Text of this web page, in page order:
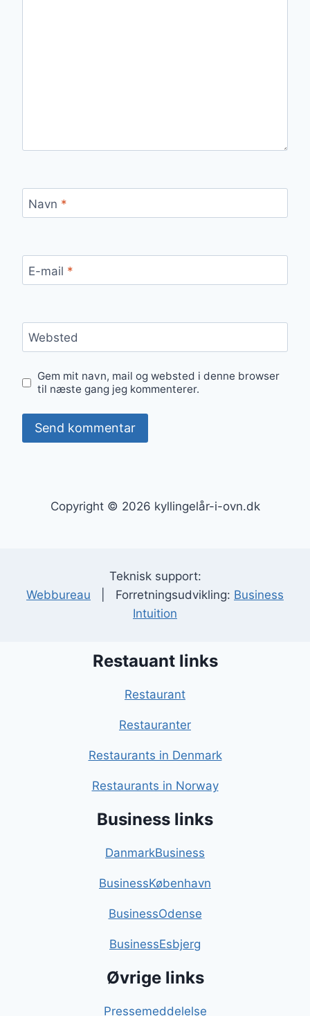
Navn *
E-mail *
Websted
Gem mit navn, mail og websted i denne browser
til næste gang jeg kommenterer.
Copyright © 2026 kyllingelår-i-ovn.dk
Teknisk support:
Webbureau | Forretningsudvikling: Business
Intuition
Restauant links
Restaurant
Restauranter
Restaurants in Denmark
Restaurants in Norway
Business links
DanmarkBusiness
BusinessKøbenhavn
BusinessOdense
BusinessEsbjerg
Øvrige links
Pressemeddelelse